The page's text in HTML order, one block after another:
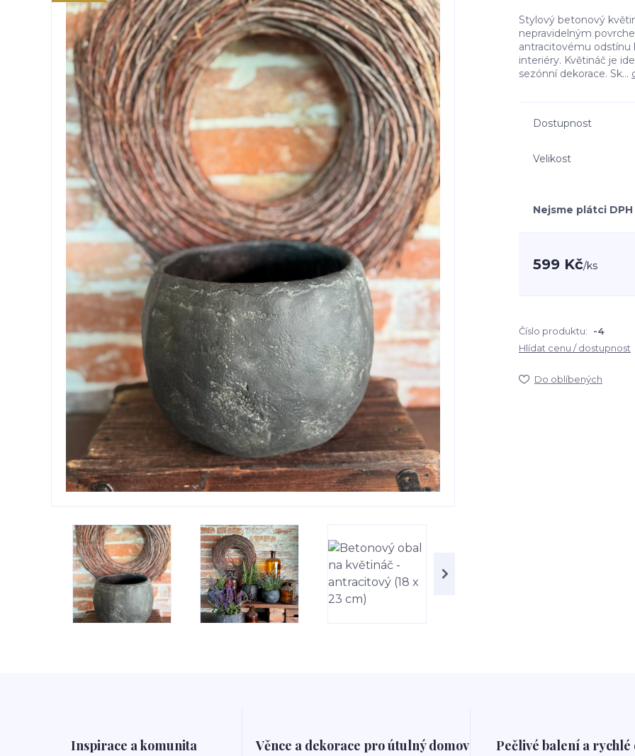
Stylový betonový
nepravidelným
antracitovému odstínu
interiéry. Květináč je
sezónní dekorace. Sk...
Dostupnost
Velikost
Nejsme plátci DPH
599 Kč/ks
Číslo produktu: -4
Hlídat cenu / dostupnost
Do oblíbených
Inspirace a komunita Věnce a dekorace pro útulný domov Pečlivé balení a rychlé